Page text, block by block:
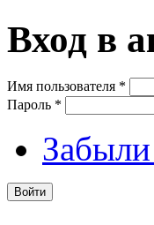
Вход в
Имя пользователя *
Пароль *